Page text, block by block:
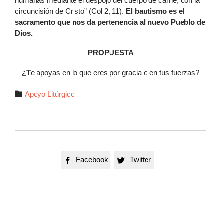
circuncisión de Cristo” (Col 2, 11). El bautismo es el
sacramento que nos da pertenencia al nuevo Pueblo de
Dios.
PROPUESTA
¿Te apoyas en lo que eres por gracia o en tus fuerzas?
 Autor
Apoyo Litúrgico
 Facebook  Twitter